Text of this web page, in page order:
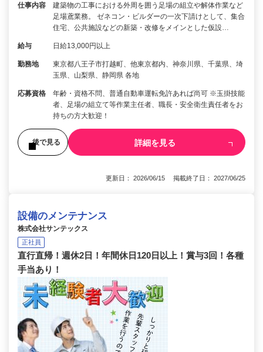
仕事内容
建築物の工事における外周を囲う足場の組立や解体作業など
足場鳶業務。 ゼネコン・ビルダーの一次下請けとして、集合
住宅、公共施設などの新築・改修をメインとした仮設…
給与 日給13,000円以上
勤務地
東京都八王子市打越町、他東京都内、神奈川県、千葉県、埼
玉県、山梨県、静岡県 各地
応募資格
年齢・資格不問、普通自動車運転免許あれば尚可 ※玉掛技能
者、足場の組立て等作業主任者、職長・安全衛生責任者をお
持ちの方大歓迎！
後で見る 詳細を見る
更新日： 2026/06/15 掲載終了日： 2027/06/25
設備のメンテナンス
株式会社サンテックス
正社員
直行直帰！週休2日！年間休日120日以上！賞与3回！各種
手当あり！